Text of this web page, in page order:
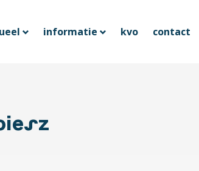
informatie kvo contact